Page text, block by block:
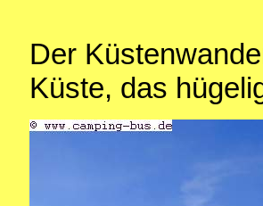
Der
Küste, das